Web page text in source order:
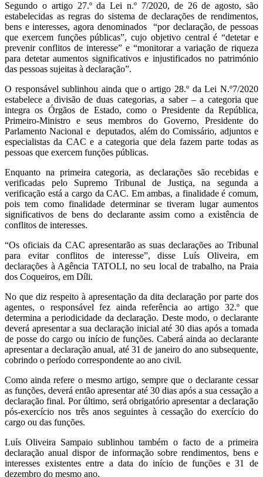
Segundo o artigo 27.º da Lei n.º 7/2020, de 26 de agosto, são
estabelecidas as regras do sistema de declarações de rendimentos,
bens e interesses, agora denominados “por declaração, de pessoas
que exercem funções públicas”, cujo objetivo central é “detetar e
prevenir conflitos de interesse” e “monitorar a variação de riqueza
para detetar aumentos significativos e injustificados no património
das pessoas sujeitas à declaração”.
O responsável sublinhou ainda que o artigo 28.º da Lei N.º7/2020
estabelece a divisão de duas categorias, a saber – a categoria que
integra os Órgãos de Estado, como o Presidente da República,
Primeiro-Ministro e seus membros do Governo, Presidente do
Parlamento Nacional e deputados, além do Comissário, adjuntos e
especialistas da CAC e a categoria que dela fazem parte todas as
pessoas que exercem funções públicas.
Enquanto na primeira categoria, as declarações são recebidas e
verificadas pelo Supremo Tribunal de Justiça, na segunda a
verificação está a cargo da CAC. Em ambas, a finalidade é comum,
pois tem como finalidade determinar se tiveram lugar aumentos
significativos de bens do declarante assim como a existência de
conflitos de interesses.
“Os oficiais da CAC apresentarão as suas declarações ao Tribunal
para evitar conflitos de interesse”, disse Luís Oliveira, em
declarações à Agência TATOLI, no seu local de trabalho, na Praia
dos Coqueiros, em Díli.
No que diz respeito à apresentação da dita declaração por parte dos
agentes, o responsável fez ainda referência ao artigo 32.º que
determina a periodicidade da declaração. Deste modo, o declarante
deverá apresentar a sua declaração inicial até 30 dias após a tomada
de posse do cargo ou início de funções. Caberá ainda ao declarante
apresentar a declaração anual, até 31 de janeiro do ano subsequente,
cobrindo o período correspondente ao ano civil.
Como ainda refere o mesmo artigo, sempre que o declarante cessar
as funções, deverá então apresentar até 30 dias após a sua cessação a
declaração final. Por último, será obrigatório apresentar a declaração
pós-exercício nos três anos seguintes à cessação do exercício do
cargo ou das funções.
Luís Oliveira Sampaio sublinhou também o facto de a primeira
declaração anual dispor de informação sobre rendimentos, bens e
interesses existentes entre a data do início de funções e 31 de
dezembro do mesmo ano.